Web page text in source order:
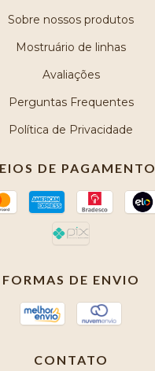
Sobre nossos produtos
Mostruário de linhas
Avaliações
Perguntas Frequentes
Política de Privacidade
DE PAGAMENTO
FORMAS DE ENVIO
CONTATO